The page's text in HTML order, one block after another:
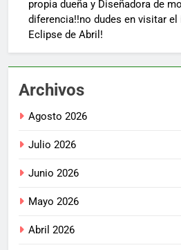
propia dueña y Diseñadora de
diferencia!!no dudes en visitar
Eclipse de Abril!
Archivos
Agosto 2026
Julio 2026
Junio 2026
Mayo 2026
Abril 2026